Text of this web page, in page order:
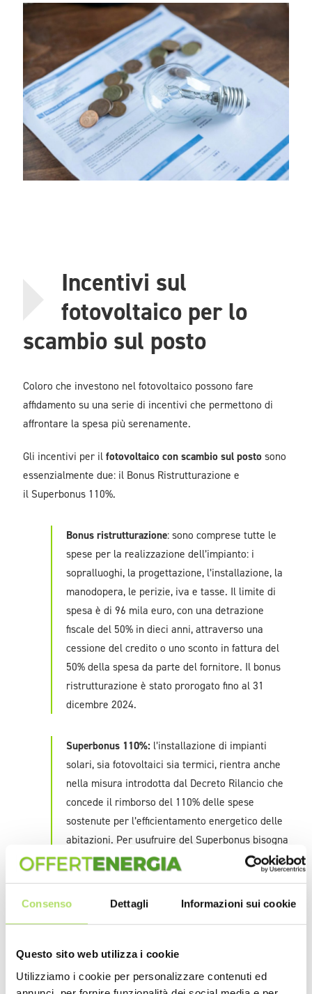
Consenso Dettagli Informazioni sui cookie
Questo sito web utilizza i cookie
Utilizziamo i cookie per personalizzare contenuti ed
Incentivi sul
fotovoltaico per lo
scambio sul posto
Coloro che investono nel fotovoltaico possono fare
affidamento su una serie di incentivi che permettono di
affrontare la spesa più serenamente.
Gli incentivi per ilfotovoltaico con scambio sul postosono
essenzialmente due: il Bonus Ristrutturazione e
il Superbonus 110%.
Bonus ristrutturazione: sono comprese tutte le
spese per la realizzazione dell’impianto: i
sopralluoghi, la progettazione, l’installazione, la
manodopera, le perizie, iva e tasse. Il limite di
spesa è di 96 mila euro, con una detrazione
fiscale del 50% in dieci anni, attraverso una
cessione del credito o uno sconto in fattura del
50% della spesa da parte del fornitore. Il bonus
ristrutturazione è stato prorogato fino al 31
dicembre 2024.
Superbonus 110%: l’installazione di impianti
solari, sia fotovoltaici sia termici, rientra anche
nella misura introdotta dal Decreto Rilancio che
concede il rimborso del 110% delle spese
sostenute per l’efficientamento energetico delle
abitazioni. Per usufruire del Superbonus bisogna
eseguire congiuntamente almeno un intervento
cosiddetto ‘trainato’.
accedere direttamente all' Ecobonus 110%, mentre
gli interventi trainati non soddisferebbero i requisiti